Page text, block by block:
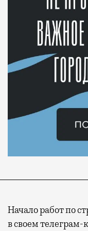
Начало работ по
в своем